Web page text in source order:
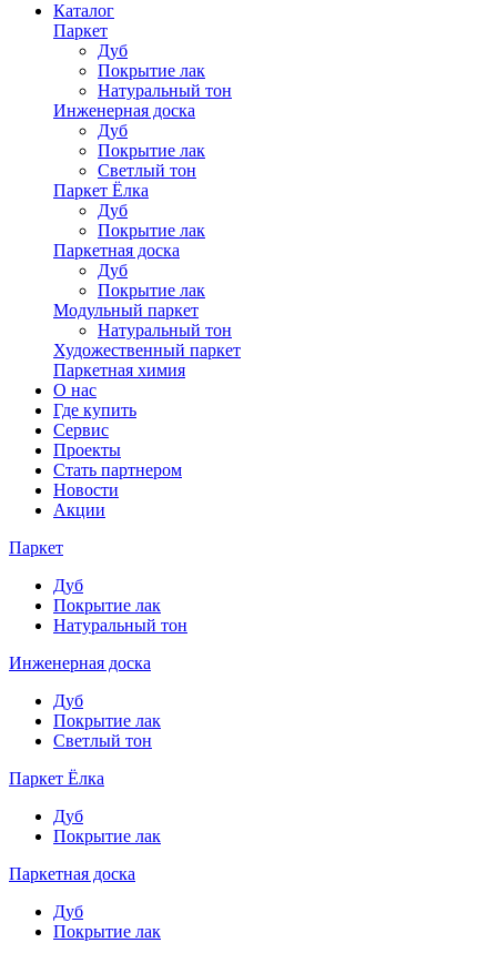
Каталог
Паркет
Дуб
Покрытие лак
Натуральный тон
Инженерная доска
Дуб
Покрытие лак
Светлый тон
Паркет Ёлка
Дуб
Покрытие лак
Паркетная доска
Дуб
Покрытие лак
Модульный паркет
Натуральный тон
Художественный паркет
Паркетная химия
О нас
Где купить
Сервис
Проекты
Стать партнером
Новости
Акции
Паркет
Дуб
Покрытие лак
Натуральный тон
Инженерная доска
Дуб
Покрытие лак
Светлый тон
Паркет Ёлка
Дуб
Покрытие лак
Паркетная доска
Дуб
Покрытие лак